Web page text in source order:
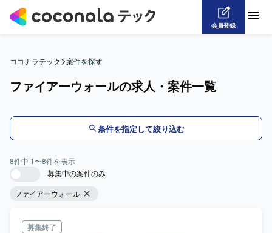
会員登録
ココナラテック>案件を探す
ファイアーウォールの求人・案件一覧
条件を指定して絞り込む
8件中 1〜8件を表示
募集中の案件のみ
ファイアーウォール
募集終了